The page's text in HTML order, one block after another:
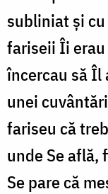
subliniat și
fariseii Îi
încercau să Îl
unei
fariseu că
unde Se află,
Se pare că